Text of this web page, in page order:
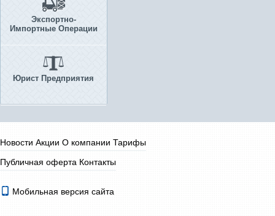
Экспортно-
Импортные Операции
Юрист Предприятия
Новости Акции О компании Тарифы
Публичная оферта Контакты
Мобильная версия сайта